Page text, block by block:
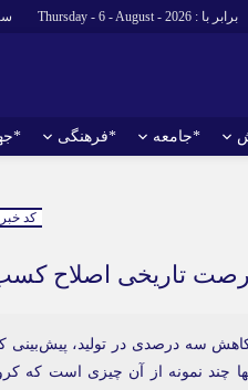
برابر با : Thursday - 6 - August - 2026
*جامعه *فرهنگی
مجلس
احزاب و تشکلها
کد
تاریخی اصلاح
تنها چند نمونه از آن چیزی است که